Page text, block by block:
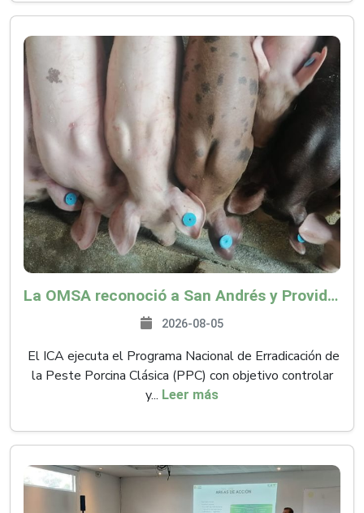
La OMSA reconoció a San Andrés y Providencia como zona libre de Peste Porcina Clásica (PPC)
2026-08-05
El ICA ejecuta el Programa Nacional de Erradicación de
la Peste Porcina Clásica (PPC) con objetivo controlar
y... Leer más